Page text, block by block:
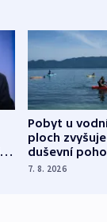
Pobyt u
ploch zvyšuje
duševní
ukázala
7. 8. 2026